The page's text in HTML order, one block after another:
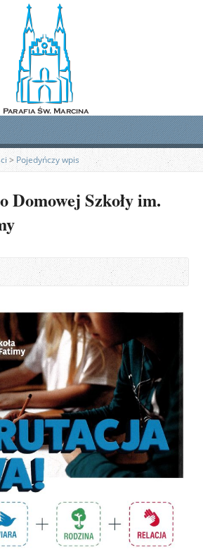
> Pojedyńczy wpis
Domowej Szkoły im.